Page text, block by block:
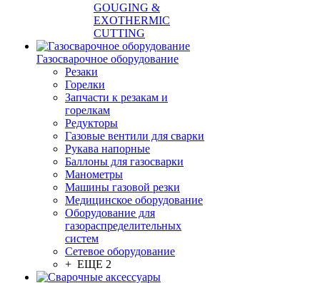
GOUGING &
EXOTHERMIC
CUTTING
Газосварочное оборудование
Резаки
Горелки
Запчасти к резакам и
горелкам
Редукторы
Газовые вентили для сварки
Рукава напорные
Баллоны для газосварки
Манометры
Машины газовой резки
Медицинское оборудование
Оборудование для
газораспределительных
систем
Сетевое оборудование
+ ЕЩЕ 2